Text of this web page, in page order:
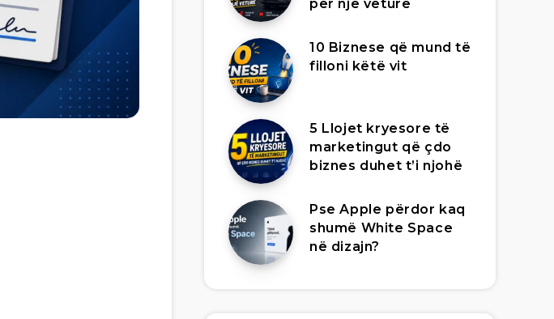
për një veturë
10 Biznese që mund të
filloni këtë vit
5 Llojet kryesore të
marketingut që çdo
biznes duhet t’i njohë
Pse Apple përdor kaq
shumë White Space
në dizajn?